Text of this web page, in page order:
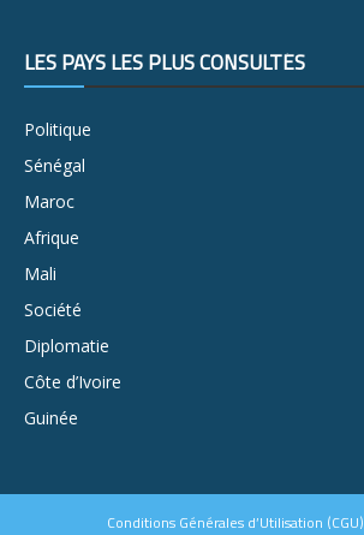
LES PAYS LES PLUS CONSULTÉS
Politique
Sénégal
Maroc
Afrique
Mali
Société
Diplomatie
Côte d’Ivoire
Guinée
Conditions Générales d’Utilisation (CGU)